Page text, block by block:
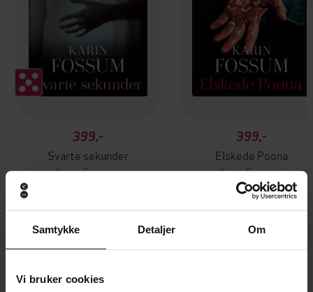
Samtykke Detaljer Om
Vi bruker cookies
399,-
Svarte sekunder
Karin Fossum
399,-
Elskede Poona
Karin Fossum
LYDBOK
(innleser)